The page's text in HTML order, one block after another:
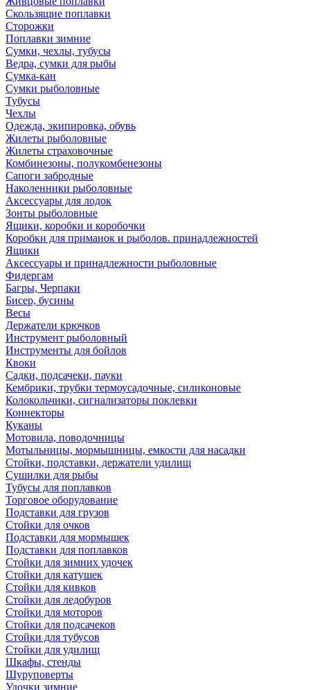
Скользящие поплавки
Сторожки
Поплавки зимние
Сумки, чехлы, тубусы
Ведра, сумки для рыбы
Сумка-кан
Сумки рыболовные
Тубусы
Чехлы
Одежда, экипировка, обувь
Жилеты рыболовные
Жилеты страховочные
Комбинезоны, полукомбенезоны
Сапоги забродные
Наколенники рыболовные
Аксессуары для лодок
Зонты рыболовные
Ящики, коробки и коробочки
Коробки для приманок и рыболов. принадлежностей
Ящики
Аксессуары и принадлежности рыболовные
Фидергам
Багры, Черпаки
Бисер, бусины
Весы
Держатели крючков
Инструмент рыболовный
Инструменты для бойлов
Квоки
Садки, подсачеки, пауки
Кембрики, трубки термоусадочные, силиконовые
Колокольчики, сигнализаторы поклевки
Коннекторы
Куканы
Мотовила, поводочницы
Мотыльницы, мормышницы, емкости для насадки
Стойки, подставки, держатели удилищ
Сушилки для рыбы
Тубусы для поплавков
Торговое оборудование
Подставки для грузов
Стойки для очков
Подставки для мормышек
Подставки для поплавков
Стойки для зимних удочек
Стойки для катушек
Стойки для кивков
Стойки для ледобуров
Стойки для моторов
Стойки для подсачеков
Стойки для тубусов
Стойки для удилищ
Шкафы, стенды
Шуруповерты
Удочки зимние